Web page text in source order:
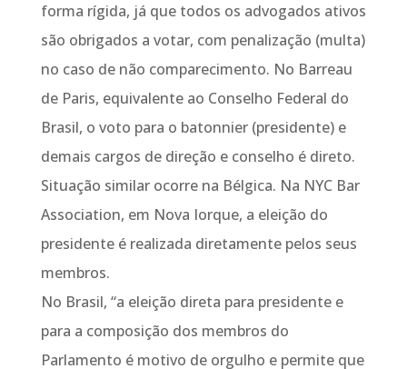
forma rígida, já que todos os advogados ativos
são obrigados a votar, com penalização (multa)
no caso de não comparecimento. No Barreau
de Paris, equivalente ao Conselho Federal do
Brasil, o voto para o batonnier (presidente) e
demais cargos de direção e conselho é direto.
Situação similar ocorre na Bélgica. Na NYC Bar
Association, em Nova Iorque, a eleição do
presidente é realizada diretamente pelos seus
membros.
No Brasil, “a eleição direta para presidente e
para a composição dos membros do
Parlamento é motivo de orgulho e permite que